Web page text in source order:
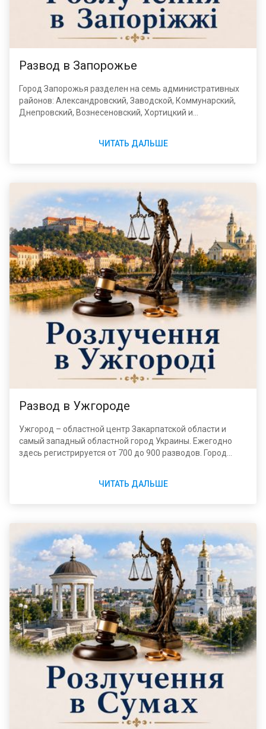
Развод в Запорожье
Город Запорожья разделен на семь административных
районов: Александровский, Заводской, Коммунарский,
Днепровский, Вознесеновский, Хортицкий и
заявлении зависит от регистрации ответчика. Подавать
истца.
ЧИТАТЬ ДАЛЬШЕ
Развод в Ужгороде
Ужгород – областной центр Закарпатской области и
самый западный областной город Украины. Ежегодно
здесь регистрируется от 700 до 900 разводов. Город
выбор подсудности по сравнению с большими городами.
совета (rada-uzhgorod.gov.ua) и на портале судебной
власти court.gov.ua.
ЧИТАТЬ ДАЛЬШЕ